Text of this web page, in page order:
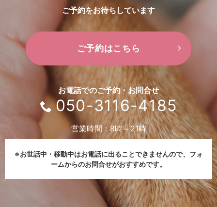
ご予約をお待ちしています
ご予約はこちら
お電話でのご予約・お問合せ
050-3116-4185
営業時間：8時～21時
※お世話中・移動中はお電話に出ることできませんので、 フォ
ームからのお問合せがおすすめです。